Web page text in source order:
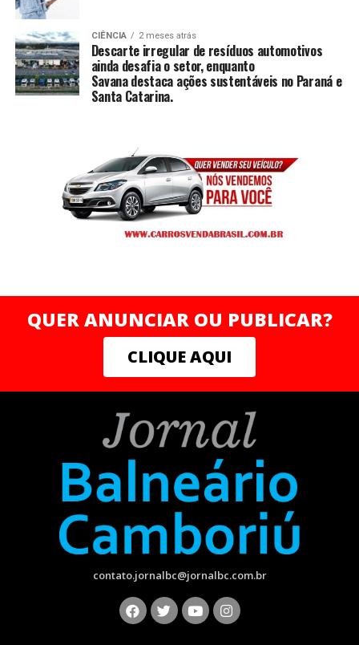
CIÊNCIA 2 meses atrás
Descarte irregular de resíduos automotivos
ainda desafia o setor, enquanto
Savana destaca ações sustentáveis no Paraná e
Santa Catarina.
QUER ANUNCIAR OU PUBLICAR?
CLIQUE AQUI
contato.jornalbc@jornalbc.com.br